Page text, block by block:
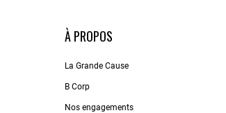
À PROPOS
La Grande Cause
B Corp
Nos engagements